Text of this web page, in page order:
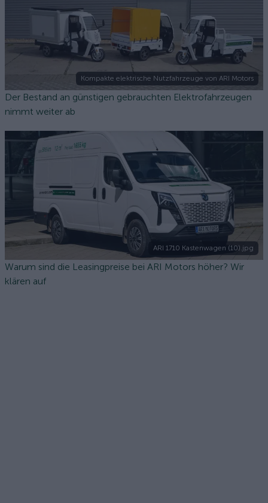
Kompakte elektrische Nutzfahrzeuge von ARI Motors
Der Bestand an günstigen gebrauchten Elektrofahrzeugen
nimmt weiter ab
ARI 1710 Kastenwagen (10).jpg
Warum sind die Leasingpreise bei ARI Motors höher? Wir
klären auf